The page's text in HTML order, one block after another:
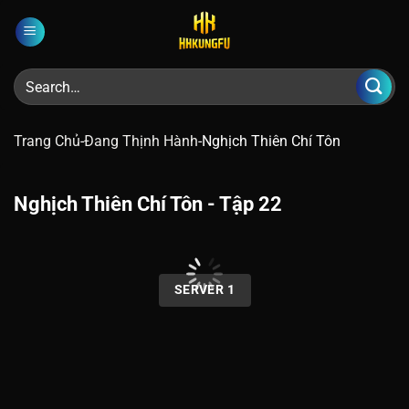
đến
dung
Trang Chủ-Đang Thịnh Hành-Nghịch Thiên Chí Tôn
Nghịch Thiên Chí Tôn - Tập 22
SERVER 1